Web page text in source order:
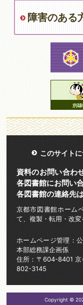
障害のある
このサイト
資料のお問い合わ
各図書館にお問い
各図書館の連絡先
京都市図書館ホーム
て、複製・転用・改変
ホームページ管理：
本部総務課企画係
住所：〒604-8401
802-3145
Copyright ©